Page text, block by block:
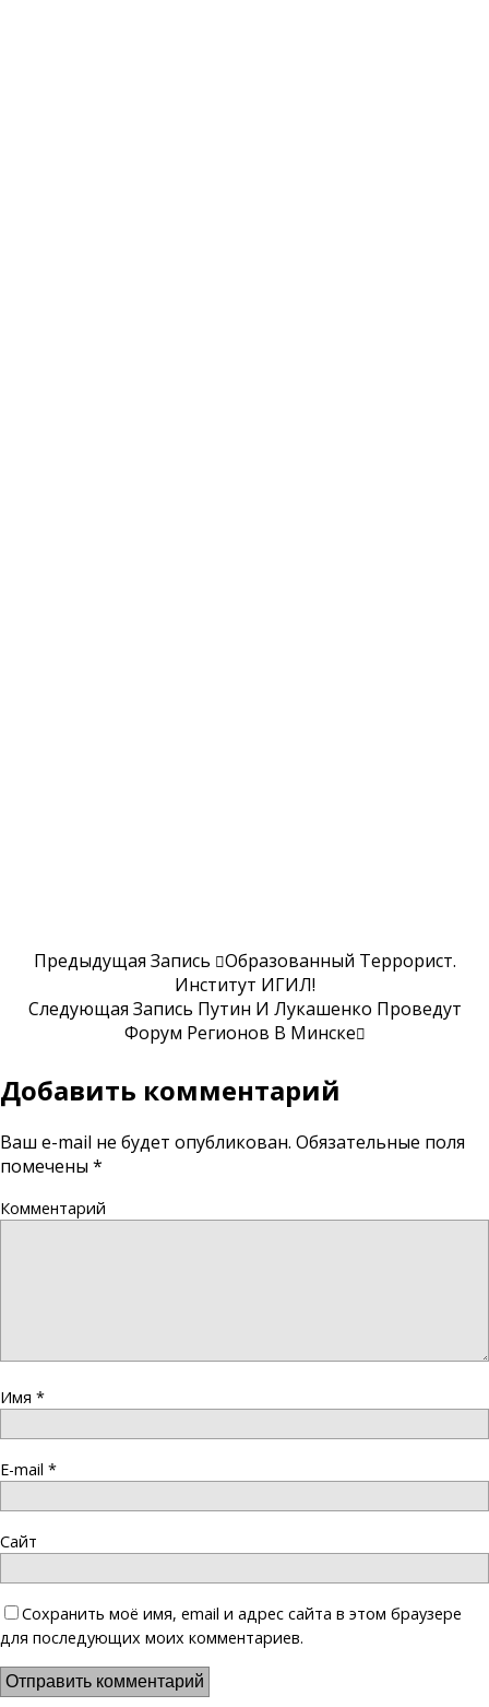
Предыдущая Запись
Образованный Террорист.
Институт ИГИЛ!
Следующая Запись Путин И Лукашенко Проведут
Форум Регионов В Минске
Добавить комментарий
Ваш e-mail не будет опубликован. Обязательные поля
помечены *
Комментарий
Имя *
E-mail *
Сайт
Сохранить моё имя, email и адрес сайта в этом браузере
для последующих моих комментариев.